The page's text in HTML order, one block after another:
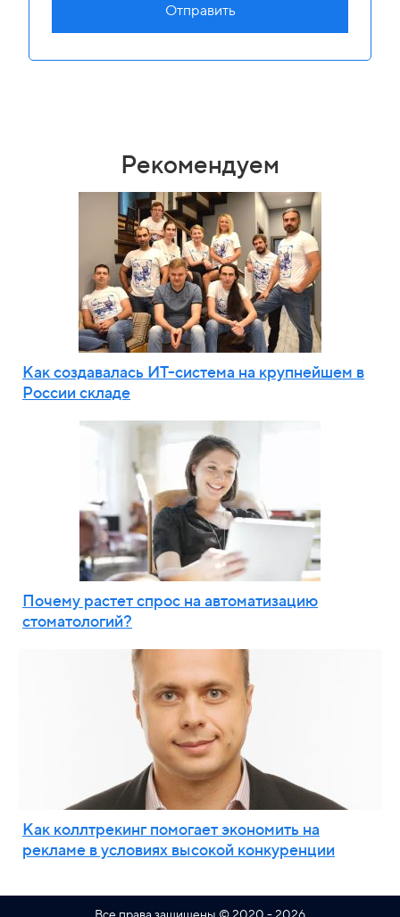
Отправить
Рекомендуем
Как создавалась ИТ-система на крупнейшем в
России складе
Почему растет спрос на автоматизацию
стоматологий?
Как коллтрекинг помогает экономить на
рекламе в условиях высокой конкуренции
Все права защищены © 2020 - 2026